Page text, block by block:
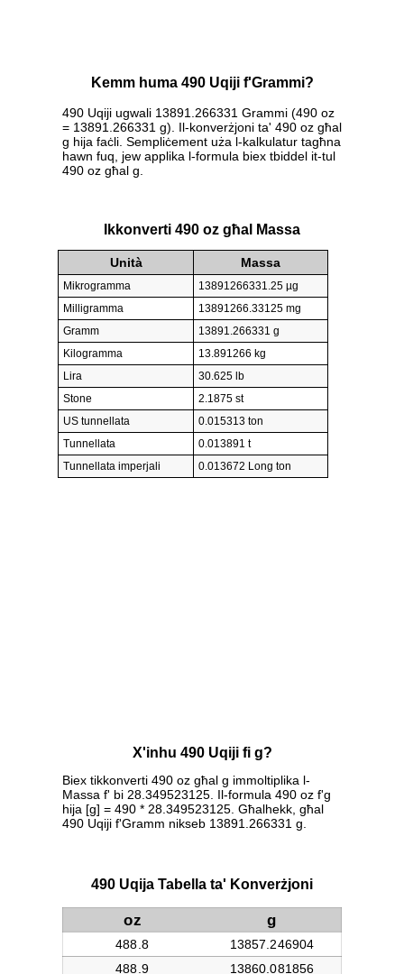
Kemm huma 490 Uqiji f'Grammi?
490 Uqiji ugwali 13891.266331 Grammi (490 oz
= 13891.266331 g). Il-konverżjoni ta' 490 oz għal
g hija faċli. Sempliċement uża l-kalkulatur tagħna
hawn fuq, jew applika l-formula biex tbiddel it-tul
490 oz għal g.
Ikkonverti 490 oz għal Massa
Unità Massa
Mikrogramma
13891266331.25 µg
Milligramma
13891266.33125 mg
Gramm
13891.266331 g
Kilogramma
13.891266 kg
Lira
30.625 lb
Stone
2.1875 st
US tunnellata
0.015313 ton
Tunnellata
0.013891 t
Tunnellata imperjali
0.013672 Long ton
X'inhu 490 Uqiji fi g?
Biex tikkonverti 490 oz għal g immoltiplika l-
Massa f' bi 28.349523125. Il-formula 490 oz f'g
hija [g] = 490 * 28.349523125. Għalhekk, għal
490 Uqiji f'Gramm nikseb 13891.266331 g.
490 Uqija Tabella ta' Konverżjoni